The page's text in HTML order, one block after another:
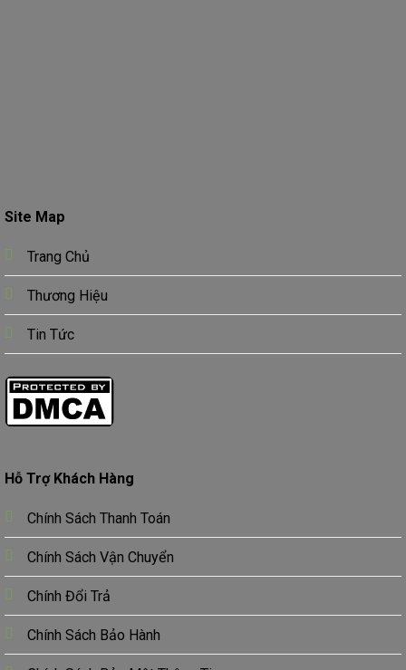
Site Map
Trang Chủ
Thương Hiệu
Tin Tức
Hỗ Trợ Khách Hàng
Chính Sách Thanh Toán
Chính Sách Vận Chuyển
Chính Đổi Trả
Chính Sách Bảo Hành